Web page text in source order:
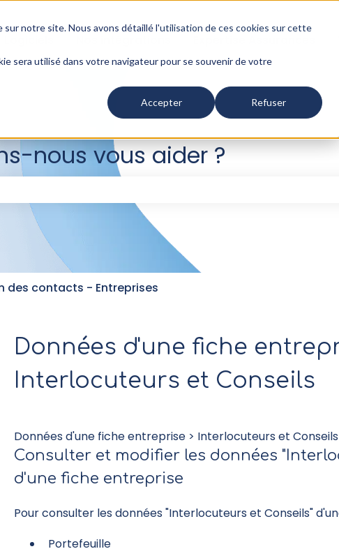
notre site. Nous avons détaillé l'utilisation de ces cookies sur cette
sera utilisé dans votre navigateur pour se souvenir de votre
Accepter Refuser
nous vous aider ?
de recherche est vide.
des contacts - Entreprises
Données d'une fiche
Interlocuteurs et Conseils
Données d'une fiche entreprise > Interlocuteurs et Conseils
Consulter et modifier les données
d'une fiche entreprise
Pour consulter les données "Interlocuteurs et Conseils"
Portefeuille